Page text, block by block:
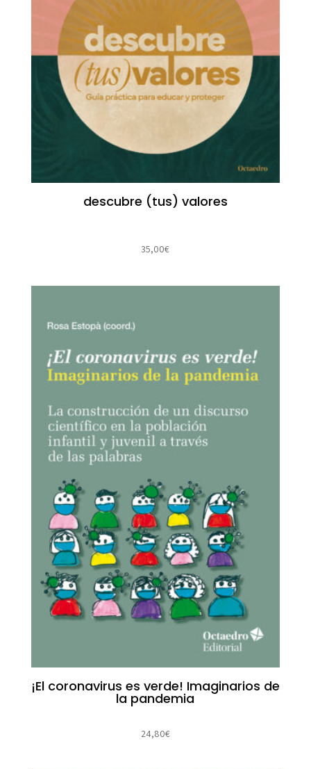
descubre (tus) valores
35,00€
¡El coronavirus es verde! Imaginarios de
la pandemia
24,80€